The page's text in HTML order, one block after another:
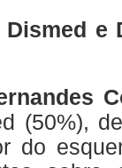
e
(50%),
do